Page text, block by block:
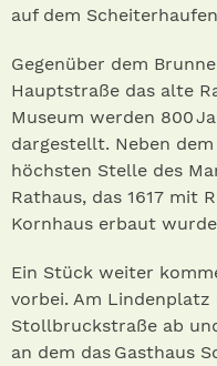
auf dem
Gegenüber dem
Hauptstraße das alte
Museum werden 800
dargestellt. Neben
höchsten Stelle des
Rathaus, das 1617 mit
Kornhaus erbaut
Ein Stück weiter
vorbei. Am
Stollbruckstraße ab
an dem das Gasthaus